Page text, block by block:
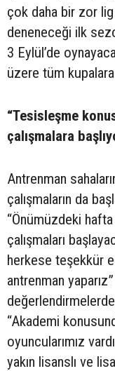
çok daha bir zor
deneneceği ilk
3 Eylül’de
üzere tüm
“Tesisleşme
çalışmalara
Antrenman
çalışmaların da
“Önümüzdeki
çalışmaları
herkese teşekkür
antrenman
“Akademi
oyuncularımız
yakın lisanslı ve